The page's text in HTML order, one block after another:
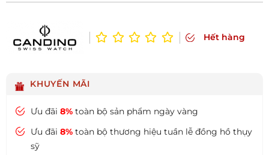
Hết hàng
KHUYẾN MÃI
Ưu đãi 8% toàn bộ sản phẩm ngày vàng
Ưu đãi 8% toàn bộ thương hiệu tuần lễ đồng hồ thụy
sỹ